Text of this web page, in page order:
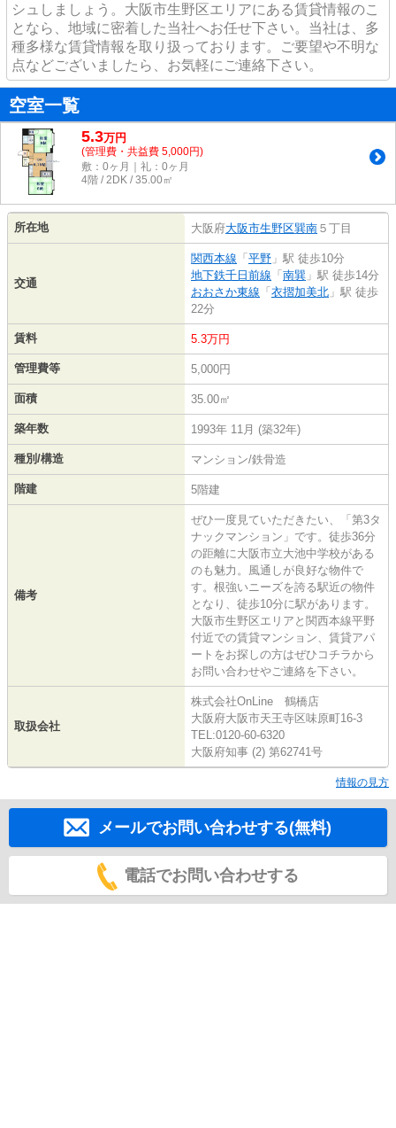
シュしましょう。大阪市生野区エリアにある賃貸情報のこ
となら、地域に密着した当社へお任せ下さい。当社は、多
種多様な賃貸情報を取り扱っております。ご要望や不明な
点などございましたら、お気軽にご連絡下さい。
空室一覧
5.3万円
(管理費・共益費 5,000円)
敷：0ヶ月｜礼：0ヶ月
4階 / 2DK / 35.00㎡
所在地 大阪府大阪市生野区巽南 ５丁目
交通
関西本線 「 平野 」駅 徒歩10分
地下鉄千日前線 「 南巽 」駅 徒歩14分
おおさか東線 「 衣摺加美北 」駅 徒歩
22分
賃料 5.3万円
管理費等 5,000円
面積 35.00㎡
築年数 1993年 11月 (築32年)
種別/構造 マンション/鉄骨造
階建 5階建
備考
ぜひ一度見ていただきたい、「第3タ
ナックマンション」です。徒歩36分
の距離に大阪市立大池中学校がある
のも魅力。風通しが良好な物件で
す。根強いニーズを誇る駅近の物件
となり、徒歩10分に駅があります。
大阪市生野区エリアと関西本線平野
付近での賃貸マンション、賃貸アパ
ートをお探しの方はぜひコチラから
お問い合わせやご連絡を下さい。
取扱会社
株式会社OnLine 鶴橋店
大阪府大阪市天王寺区味原町16-3
TEL:0120-60-6320
大阪府知事 (2) 第62741号
情報の見方
メールでお問い合わせする(無料)
電話でお問い合わせする